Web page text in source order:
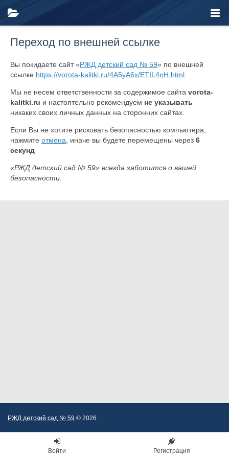
Переход по внешней ссылке
Вы покидаете сайт «РЖД детский сад № 59» по внешней
ссылке https://vorota-kalitki.ru/4A5yA6x/ETIL4nH.html
Мы не несем ответственности за содержимое сайта vorota-
kalitki.ru и настоятельно рекомендуем не указывать
никаких своих личных данных на сторонних сайтах.
Если Вы не хотите рисковать безопасностью компьютера,
нажмите отмена , иначе вы будете перемещены через 6
секунд
«РЖД детский сад № 59» всегда заботится о вашей
безопасности.
РЖД детский сад № 59 © 2026
Войти Регистрация